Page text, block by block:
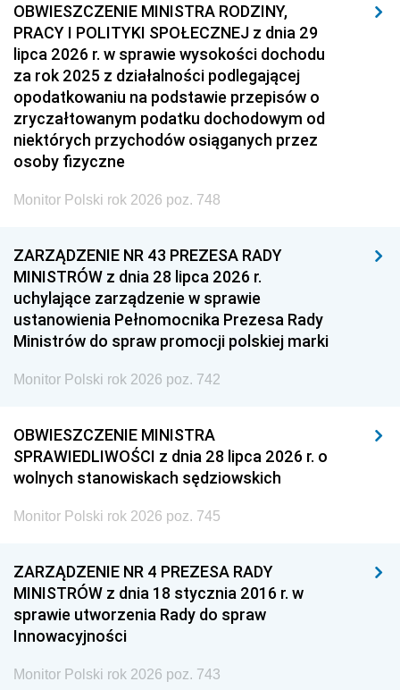
OBWIESZCZENIE MINISTRA RODZINY,
PRACY I POLITYKI SPOŁECZNEJ z dnia 29
lipca 2026 r. w sprawie wysokości dochodu
za rok 2025 z działalności podlegającej
opodatkowaniu na podstawie przepisów o
zryczałtowanym podatku dochodowym od
niektórych przychodów osiąganych przez
osoby fizyczne
Monitor Polski rok 2026 poz. 748
ZARZĄDZENIE NR 43 PREZESA RADY
MINISTRÓW z dnia 28 lipca 2026 r.
uchylające zarządzenie w sprawie
ustanowienia Pełnomocnika Prezesa Rady
Ministrów do spraw promocji polskiej marki
Monitor Polski rok 2026 poz. 742
OBWIESZCZENIE MINISTRA
SPRAWIEDLIWOŚCI z dnia 28 lipca 2026 r. o
wolnych stanowiskach sędziowskich
Monitor Polski rok 2026 poz. 745
ZARZĄDZENIE NR 4 PREZESA RADY
MINISTRÓW z dnia 18 stycznia 2016 r. w
sprawie utworzenia Rady do spraw
Innowacyjności
Monitor Polski rok 2026 poz. 743